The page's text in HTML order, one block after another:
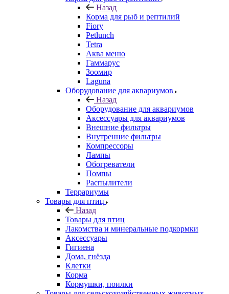
Назад
Корма для рыб и рептилий
Fiory
Petlunch
Tetra
Аква меню
Гаммарус
Зоомир
Laguna
Оборудование для аквариумов
Назад
Оборудование для аквариумов
Аксессуары для аквариумов
Внешние фильтры
Внутренние фильтры
Компрессоры
Лампы
Обогреватели
Помпы
Распылители
Террариумы
Товары для птиц
Назад
Товары для птиц
Лакомства и минеральные подкормки
Аксессуары
Гигиена
Дома, гнёзда
Клетки
Корма
Кормушки, поилки